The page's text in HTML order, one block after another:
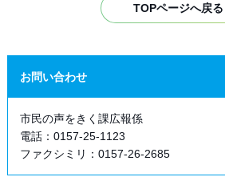
TOPページへ戻る
お問い合わせ
市民の声をきく課広報係
電話：0157-25-1123
ファクシミリ：0157-26-2685